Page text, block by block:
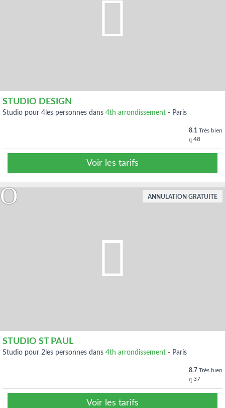
STUDIO DESIGN
studio pour 4les personnes dans 4th arrondissement - Paris
8.1 Très bien
48
Voir les tarifs
STUDIO ST PAUL
studio pour 2les personnes dans 4th arrondissement - Paris
8.7 Très bien
37
Voir les tarifs
ANNULATION GRATUITE